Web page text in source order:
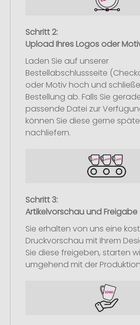
Schritt 2:
Upload Ihres Logos oder
Laden Sie auf unserer
Bestellabschlussseite
oder Motiv hoch und
Bestellung ab. Falls Sie
passende Datei zur
können Sie diese gerne
nachliefern.
Schritt 3:
Artikelvorschau und Freigabe
Sie erhalten von uns eine
Druckvorschau mit Ihrem
Sie diese freigeben, starten
umgehend mit der